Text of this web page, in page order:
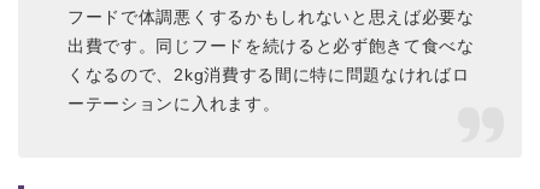
フードで体調悪くするかもしれないと思えば必要な
出費です。同じフードを続けると必ず飽きて食べな
くなるので、2kg消費する間に特に問題なければロ
ーテーションに入れます。